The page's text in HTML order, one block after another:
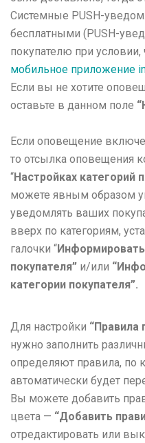
Глоссарий
Системные PUSH-
бесплатными (PUSH-
покупателю при условии,
мобильное приложение
Если вы не хотите
оставьте в данном поле
Если оповещение
то отсылка оповещения
“Настройках категорий
можете явным образом
уведомлять ваших
вверх по категориям,
галочки “
покупателя” и/или
категории покупателя”.
Для настройки “Правила
нужно заполнить
определяют правила, по
автоматически будет
Вы можете добавить
цвета — “Добавить
отредактировать или